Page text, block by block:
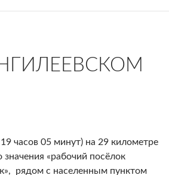
часов 05 минут) на 29 километре
значения «рабочий посёлок
рядом с населенным пунктом